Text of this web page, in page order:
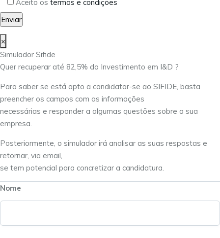
Aceito os termos e condições
×
Simulador Sifide
Quer recuperar até 82,5% do Investimento em I&D ?
Para saber se está apto a candidatar-se ao SIFIDE, basta
preencher os campos com as informações
necessárias e responder a algumas questões sobre a sua
empresa.
Posteriormente, o simulador irá analisar as suas respostas e
retornar, via email,
se tem potencial para concretizar a candidatura.
Nome